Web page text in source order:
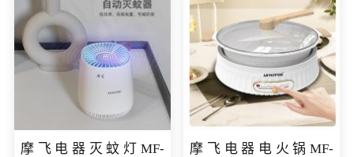
摩飞电器灭蚊灯MF-
摩飞电器电火锅MF-